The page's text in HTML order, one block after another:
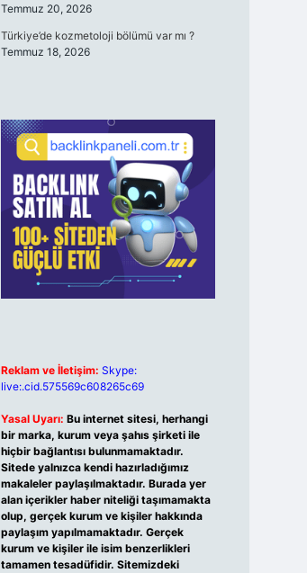
Temmuz 20, 2026
Türkiye’de kozmetoloji bölümü var mı ?
Temmuz 18, 2026
Reklam ve İletişim: Skype:
live:.cid.575569c608265c69
Yasal Uyarı: Bu internet sitesi, herhangi
bir marka, kurum veya şahıs şirketi ile
hiçbir bağlantısı bulunmamaktadır.
Sitede yalnızca kendi hazırladığımız
makaleler paylaşılmaktadır. Burada yer
alan içerikler haber niteliği taşımamakta
olup, gerçek kurum ve kişiler hakkında
paylaşım yapılmamaktadır. Gerçek
kurum ve kişiler ile isim benzerlikleri
tamamen tesadüfidir. Sitemizdeki